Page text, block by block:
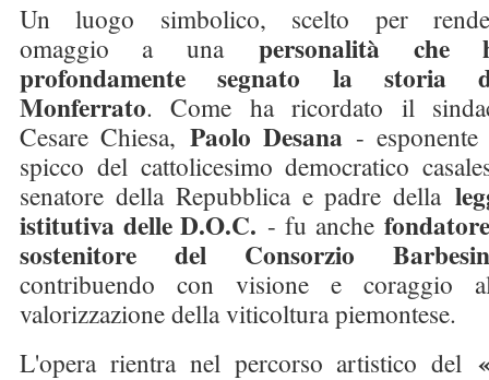
Un luogo simbolico, scelto per
omaggio a unapersonalità che
profondamente segnato la storia
Monferrato. Come ha ricordato il
Cesare Chiesa, Paolo Desana -
spicco del cattolicesimo democratico
senatore della Repubblica e padre della
istitutiva delle D.O.C. - fu anche
sostenitore del Consorzio
contribuendo con visione e coraggio
valorizzazione della viticoltura piemontese.
L'opera rientra nel percorso artistico del